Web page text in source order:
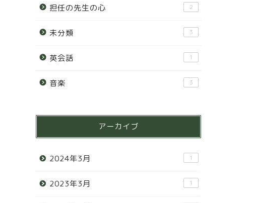
担任の先生の心 2
未分類 3
英会話 1
音楽 3
アーカイブ
2024年3月 1
2023年3月 1